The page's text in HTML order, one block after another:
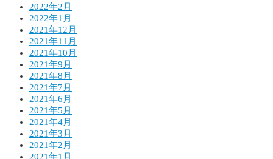
2022年2月
2022年1月
2021年12月
2021年11月
2021年10月
2021年9月
2021年8月
2021年7月
2021年6月
2021年5月
2021年4月
2021年3月
2021年2月
2021年1月